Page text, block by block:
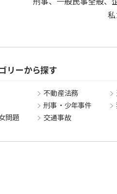
リーから探す
不動産法務
刑事・少年事件
問題
交通事故